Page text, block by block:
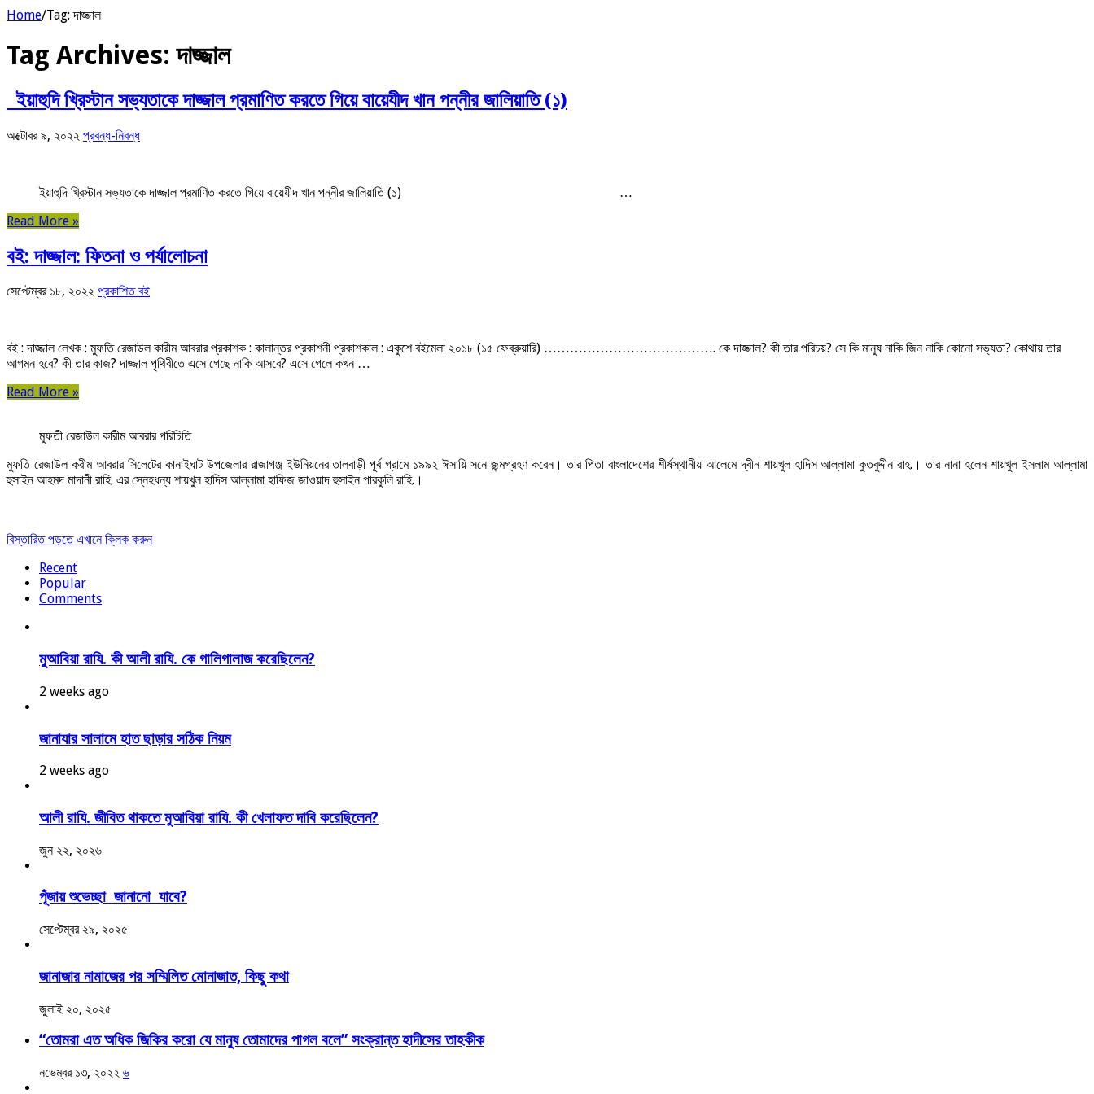
Home/Tag:দাজ্জাল
Tag Archives:দাজ্জাল
ইয়াহুদি খ্রিস্টান সভ্যতাকে দাজ্জাল প্রমাণিত করতে গিয়ে বায়েযীদ খান পন্নীর জালিয়াতি (১)
অক্টোবর ৯, ২০২২ প্রবন্ধ-নিবন্ধ
ইয়াহুদি খ্রিস্টান সভ্যতাকে দাজ্জাল প্রমাণিত করতে গিয়ে বায়েযীদ খান পন্নীর জালিয়াতি (১) …
Read More »
বই: দাজ্জাল: ফিতনা ও পর্যালোচনা
সেপ্টেম্বর ১৮, ২০২২ প্রকাশিত বই
বই : দাজ্জাল লেখক : মুফতি রেজাউল কারীম আবরার প্রকাশক : কালান্তর প্রকাশনী প্রকাশকাল : একুশে বইমেলা ২০১৮ (১৫ ফেব্রুয়ারি) …………………………………. কে দাজ্জাল? কী তার পরিচয়? সে কি মানুষ নাকি জিন নাকি কোনো সভ্যতা? কোথায় তার
আগমন হবে? কী তার কাজ? দাজ্জাল পৃথিবীতে এসে গেছে নাকি আসবে? এসে গেলে কখন …
Read More »
মুফতী রেজাউল কারীম আবরার পরিচিতি
মুফতি রেজাউল করীম আবরার সিলেটের কানাইঘাট উপজেলার রাজাগঞ্জ ইউনিয়নের তালবাড়ী পূর্ব গ্রামে ১৯৯২ ঈসায়ি সনে জন্মগ্রহণ করেন। তার পিতা বাংলাদেশের শীর্ষস্থানীয় আলেমে দ্বীন শায়খুল হাদিস আল্লামা কুতবুদ্দীন রাহ.। তার নানা হলেন শায়খুল ইসলাম আল্লামা
হুসাইন আহমদ মাদানী রাহি. এর স্নেহধন্য শায়খুল হাদিস আল্লামা হাফিজ জাওয়াদ হুসাইন পারকুলি রাহি.।
বিস্তারিত পড়তে এখানে ক্লিক করুন
Recent
Popular
Comments
মুআবিয়া রাযি. কী আলী রাযি. কে গালিগালাজ করেছিলেন?
2 weeks ago
জানাযার সালামে হাত ছাড়ার সঠিক নিয়ম
2 weeks ago
আলী রাযি. জীবিত থাকতে মুআবিয়া রাযি. কী খেলাফত দাবি করেছিলেন?
জুন ২২, ২০২৬
পূঁজায় শুভেচ্ছা জানানো যাবে?
সেপ্টেম্বর ২৯, ২০২৫
জানাজার নামাজের পর সম্মিলিত মোনাজাত, কিছু কথা
জুলাই ২০, ২০২৫
“তোমরা এত অধিক জিকির করো যে মানুষ তোমাদের পাগল বলে” সংক্রান্ত হাদীসের তাহকীক
নভেম্বর ১৩, ২০২২ ৬